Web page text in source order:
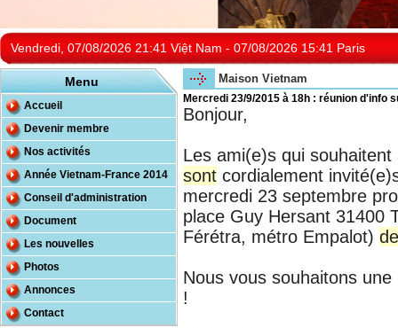
Vendredi, 07/08/2026 21:41 Việt Nam - 07/08/2026 15:41 Paris
Menu
Accueil
Devenir membre
Nos activités
Année Vietnam-France 2014
Conseil d'administration
Document
Les nouvelles
Photos
Annonces
Contact
Maison Vietnam
Mercredi 23/9/2015 à 18h : réunion d'info
Bonjour,
Les ami(e)s qui
sont cordialement
mercredi 23 septembre
place Guy Hersant 31400
Férétra, métro Empalot) de
Nous vous souhaitons
!